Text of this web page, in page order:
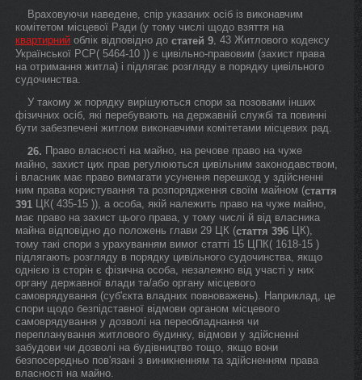
Враховуючи наведене, спір указаних осіб із виконавчим
комітетом місцевої Ради (у тому числі щодо взяття на
квартирний облік відповідно до статей 9, 43 Житлового кодексу
Української РСР( 5464-10 )) є цивільно-правовим (захист права
на отримання житла) і підлягає розгляду в порядку цивільного
судочинства.
У такому ж порядку вирішуються спори за позовами інших
фізичних осіб, які перебувають на державній службі та повинні
бути забезпечені житлом виконавчими комітетами місцевих рад.
26. Право власності на майно, на речове право на чуже
майно, захист цих прав регулюються цивільним законодавством,
і власник має право вимагати усунення перешкод у здійсненні
ним права користування та розпорядження своїм майном (стаття
391 ЦК( 435-15 )), а особа, якій належить право на чуже майно,
має право на захист цього права, у тому числі й від власника
майна відповідно до положень глави 29 ЦК (стаття 396 ЦК),
тому такі спори з урахуванням вимог статті 15 ЦПК( 1618-15 )
підлягають розгляду в порядку цивільного судочинства, якщо
однією із сторін є фізична особа, незалежно від участі у них
органу державної влади та/або органу місцевого
самоврядування (суб'єкта владних повноважень). Наприклад, це
спори щодо безпідставної відмови органом місцевого
самоврядування у дозволі на переобладнання чи
перепланування житлового будинку, відмови у здійсненні
забудови чи дозволі на будівництво тощо, якщо вони
безпосередньо пов'язані з виникненням та здійсненням права
власності на майно.